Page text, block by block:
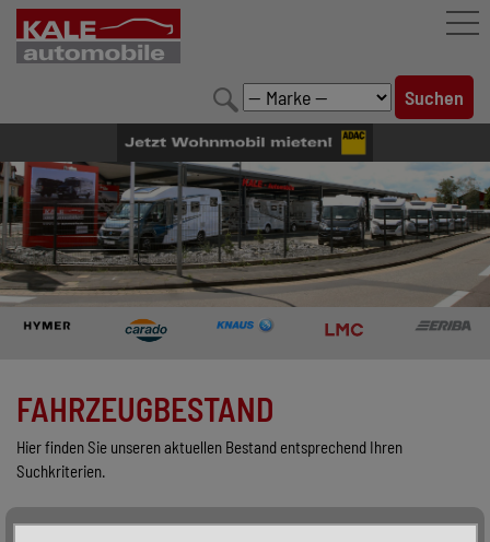
FAHRZEUGBESTAND
LEISTUNGEN
KONFIGURATOR
MARKENWELT
UNTERNEHMEN
FAHRZEUGBESTAND
Hier finden Sie unseren aktuellen Bestand entsprechend Ihren
Suchkriterien.
Alle Fahrzeuge